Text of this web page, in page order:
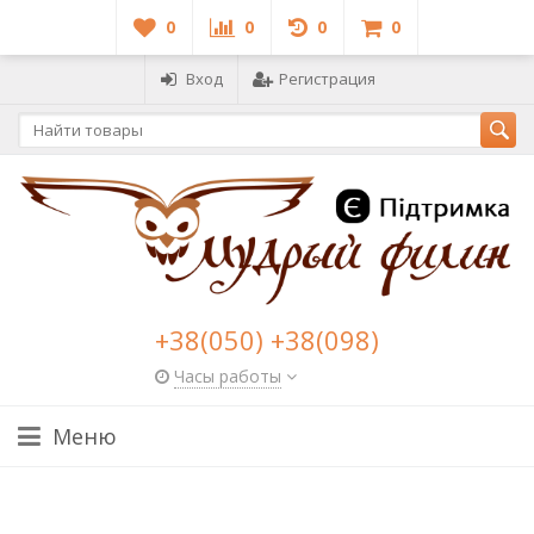
0 0 0 0
Вход Регистрация
+38(050) +38(098)
Часы работы
Меню